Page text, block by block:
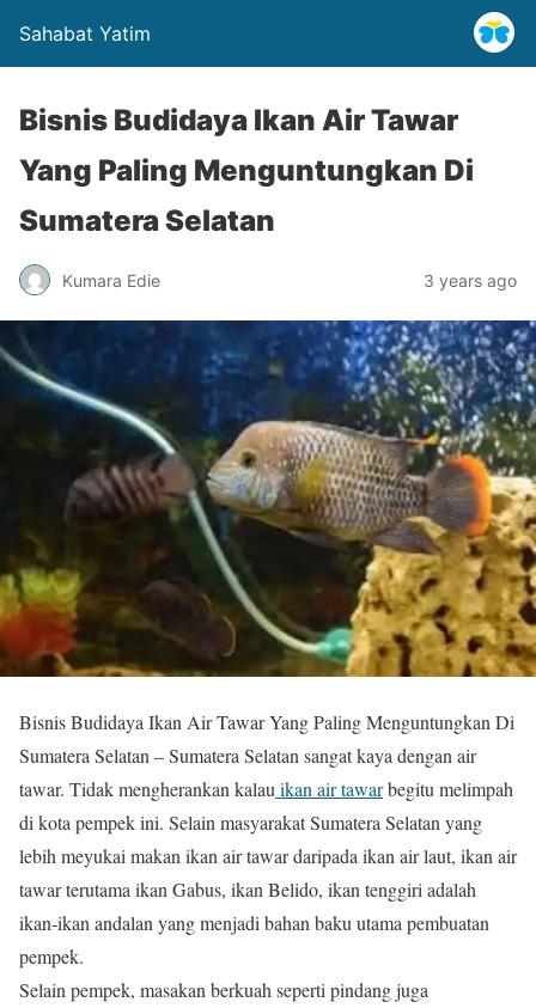
Sahabat Yatim
Bisnis Budidaya Ikan Air Tawar
Yang Paling Menguntungkan Di
Sumatera Selatan
Kumara Edie 3 years ago
Bisnis Budidaya Ikan Air Tawar Yang Paling Menguntungkan Di
Sumatera Selatan – Sumatera Selatan sangat kaya dengan air
tawar. Tidak mengherankan kalau ikan air tawarbegitu melimpah
di kota pempek ini. Selain masyarakat Sumatera Selatan yang
lebih meyukai makan ikan air tawar daripada ikan air laut, ikan air
tawar terutama ikan Gabus, ikan Belido, ikan tenggiri adalah
ikan-ikan andalan yang menjadi bahan baku utama pembuatan
pempek.
Selain pempek, masakan berkuah seperti pindang juga